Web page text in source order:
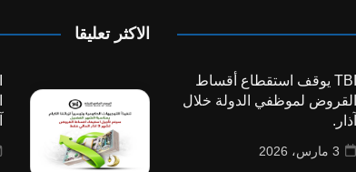
TBI يوقف استقطاع أقساط
القروض لموظفي الدولة خلال
آذار.
3 مارس، 2026
الاكثر تعليقا